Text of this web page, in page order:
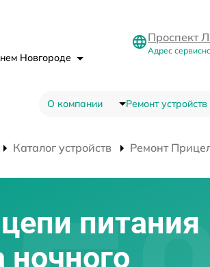
Новгороде
Проспект
Адрес
О компании Ремонт устройств
Каталог устройств Ремонт
питания
ночного